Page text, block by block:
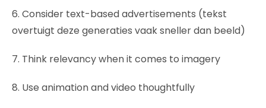
6. Consider text-based advertisements (tekst
overtuigt deze generaties vaak sneller dan beeld)
7. Think relevancy when it comes to imagery
8. Use animation and video thoughtfully